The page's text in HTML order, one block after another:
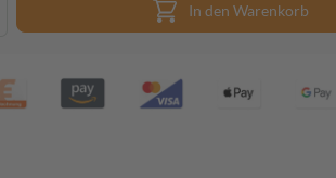
In den Warenkorb